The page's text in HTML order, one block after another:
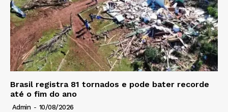
Brasil registra 81 tornados e pode bater recorde
até o fim do ano
Admin - 10/08/2026